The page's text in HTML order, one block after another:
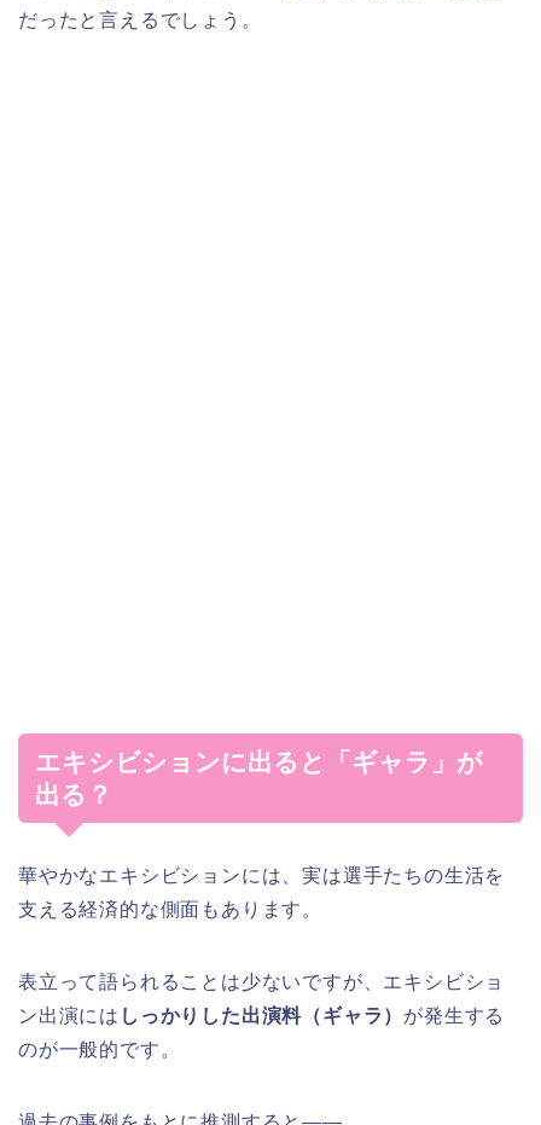
だったと言えるでしょう。
エキシビションに出ると「ギャラ」が
出る？
華やかなエキシビションには、実は選手たちの生活を
支える経済的な側面もあります。
表立って語られることは少ないですが、エキシビショ
ン出演には しっかりした出演料（ギャラ） が発生する
のが一般的です。